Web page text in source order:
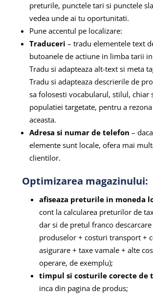
preturile, punctele tari si punctele
vedea unde ai tu oportunitati.
Pune accentul pe localizare:
Traduceri – tradu elementele text
butoanele de actiune in limba tarii
Tradu si adapteaza alt-text si meta
Tradu si adapteaza descrierile de
sa folosesti vocabularul, stilul, chiar
populatiei targetate, pentru a
aceasta.
Adresa si numar de telefon –
elemente sunt locale, ofera mai
clientilor.
Optimizarea magazinului:
afiseaza preturile in moneda
cont la calcularea preturilor de
dar si de pretul franco
produselor + costuri transport +
asigurare + taxe vamale + alte
operare, de exemplu);
timpul si costurile corecte de
inca din pagina de produs;